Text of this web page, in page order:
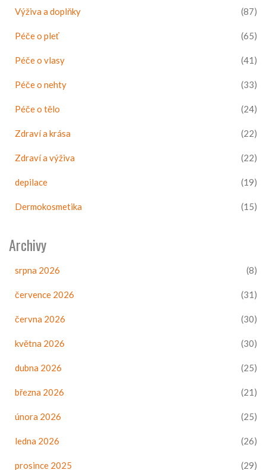
Výživa a doplňky (87)
Péče o pleť (65)
Péče o vlasy (41)
Péče o nehty (33)
Péče o tělo (24)
Zdraví a krása (22)
Zdraví a výživa (22)
depilace (19)
Dermokosmetika (15)
Archivy
srpna 2026 (8)
července 2026 (31)
června 2026 (30)
května 2026 (30)
dubna 2026 (25)
března 2026 (21)
února 2026 (25)
ledna 2026 (26)
prosince 2025 (29)